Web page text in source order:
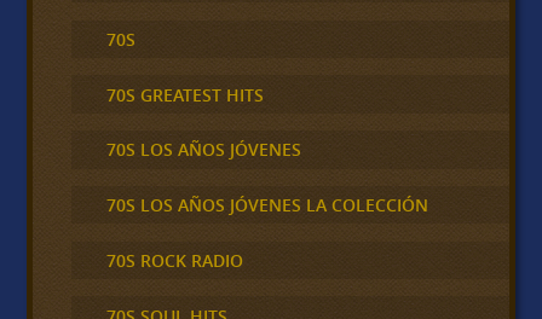
70S
70S GREATEST HITS
70S LOS AÑOS JÓVENES
70S LOS AÑOS JÓVENES LA COLECCIÓN
70S ROCK RADIO